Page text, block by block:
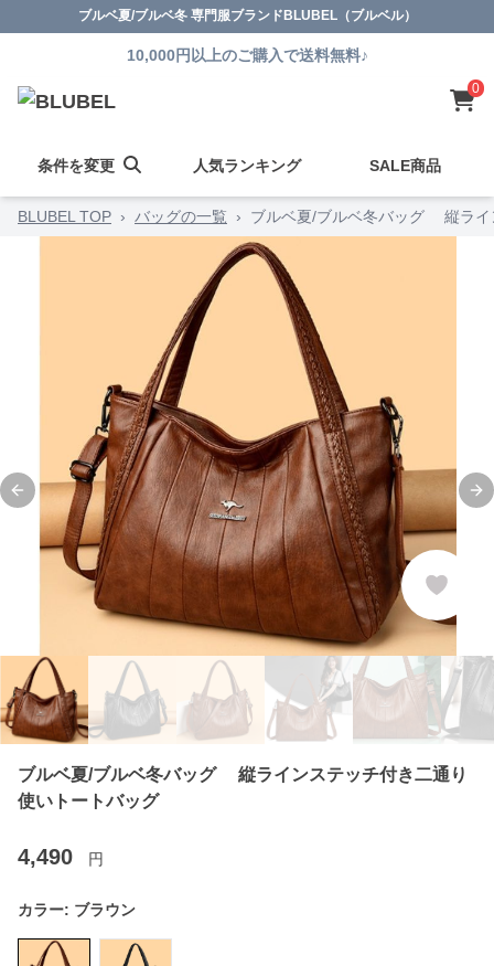
ブルベ夏/ブルベ冬 専門服ブランドBLUBEL（ブルベル）
10,000円以上のご購入で送料無料♪
0
条件を変更 人気ランキング SALE商品
BLUBEL TOP › バッグの一覧 › ブルベ夏/ブルベ冬バッグ 縦ライ
Previous slide
ブルベ夏/ブルベ冬バッグ 縦ラインステッチ付き二通り
使いトートバッグ
4,490 円
カラー: ブラウン